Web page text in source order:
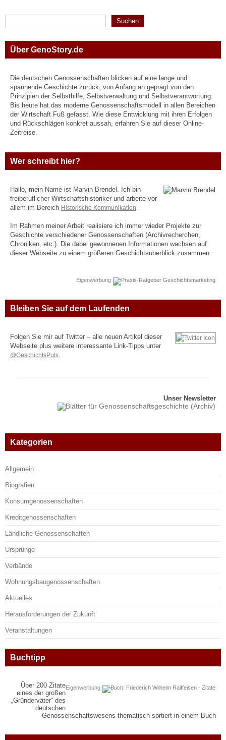
Suchen
Suchen
Über GenoStory.de
Die deutschen Genossenschaften blicken auf eine lange und
spannende Geschichte zurück, von Anfang an geprägt von den
Prinzipien der Selbsthilfe, Selbstverwaltung und Selbstverantwortung.
Bis heute hat das moderne Genossenschaftsmodell in allen Bereichen
der Wirtschaft Fuß gefasst. Wie diese Entwicklung mit ihren Erfolgen
und Rückschlägen konkret aussah, erfahren Sie auf dieser Online-
Zeitreise.
Wer schreibt hier?
Hallo, mein Name ist Marvin Brendel. Ich bin
freiberuflicher Wirtschaftshistoriker und arbeite vor
allem im Bereich Historische Kommunikation.
Im Rahmen meiner Arbeit realisiere ich immer wieder Projekte zur
Geschichte verschiedener Genossenschaften (Archivrecherchen,
Chroniken, etc.). Die dabei gewonnenen Informationen wachsen auf
dieser Webseite zu einem größeren Geschichtsüberblick zusammen.
Eigenwerbung
Bleiben Sie auf dem Laufenden
Folgen Sie mir auf Twitter – alle neuen Artikel dieser
Webseite plus weitere interessante Link-Tipps unter
@GeschichtsPuls.
Unser Newsletter
Kategorien
Allgemein
Biografien
Konsumgenossenschaften
Kreditgenossenschaften
Ländliche Genossenschaften
Ursprünge
Verbände
Wohnungsbaugenossenschaften
Aktuelles
Herausforderungen der Zukunft
Veranstaltungen
Buchtipp
Eigenwerbung
Über 200 Zitate
eines der großen
„Gründerväter“ des
deutschen
Genossenschaftswesens thematisch sortiert in einem Buch